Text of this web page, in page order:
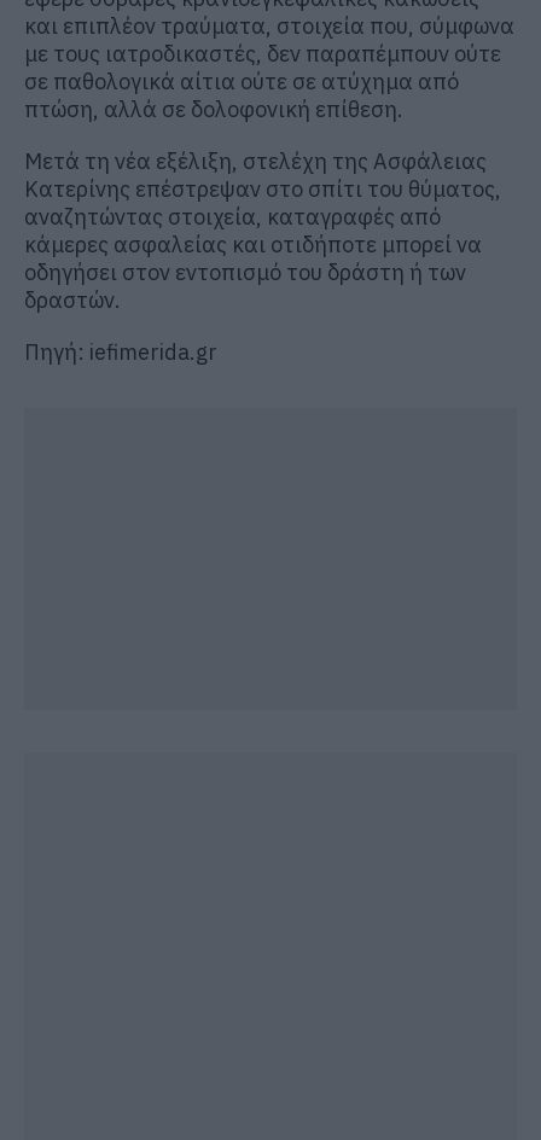
και επιπλέον τραύματα, στοιχεία που, σύμφωνα
με τους ιατροδικαστές, δεν παραπέμπουν ούτε
σε παθολογικά αίτια ούτε σε ατύχημα από
πτώση, αλλά σε δολοφονική επίθεση.
Μετά τη νέα εξέλιξη, στελέχη της Ασφάλειας
Κατερίνης επέστρεψαν στο σπίτι του θύματος,
αναζητώντας στοιχεία, καταγραφές από
κάμερες ασφαλείας και οτιδήποτε μπορεί να
οδηγήσει στον εντοπισμό του δράστη ή των
δραστών.
Πηγή: iefimerida.gr